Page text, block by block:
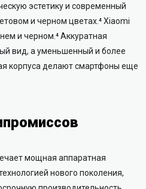
эстетику и современный
и черном цветах.⁴ Xiaomi
и черном.⁴ Аккуратная
вид, а уменьшенный и более
корпуса делают смартфоны еще
мощная аппаратная
нового поколения,